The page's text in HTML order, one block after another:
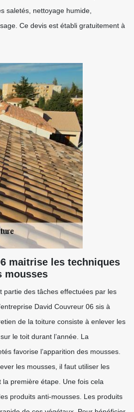
saletés, nettoyage humide,
Ce devis est établi gratuitement à
maitrise les techniques
mousses
partie des tâches effectuées par les
David Couvreur 06 sis à
de la toiture consiste à enlever les
le toit durant l’année. La
favorise l’apparition des mousses.
les mousses, il faut utiliser les
la première étape. Une fois cela
produits anti-mousses. Les produits